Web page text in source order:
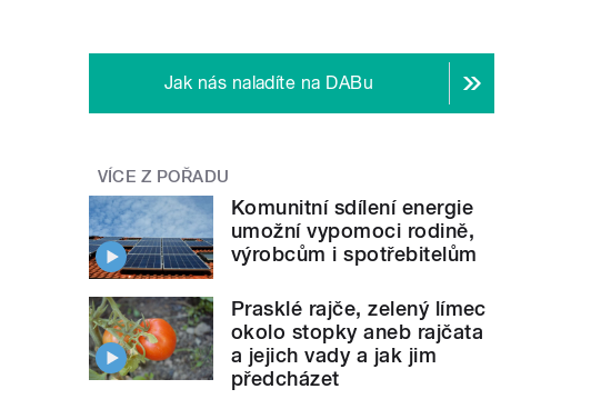
Jak nás naladíte na DABu
VÍCE Z POŘADU
Komunitní sdílení energie
umožní vypomoci rodině,
výrobcům i spotřebitelům
Prasklé rajče, zelený límec
okolo stopky aneb rajčata
a jejich vady a jak jim
předcházet